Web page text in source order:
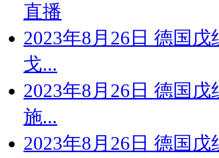
直播
2023年8月26日 德国
戈...
2023年8月26日 德国
施...
2023年8月26日 德国